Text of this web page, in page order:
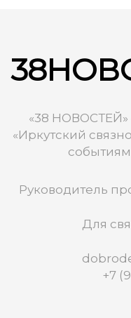
«38
«Иркутский
Руководитель
Для
+7